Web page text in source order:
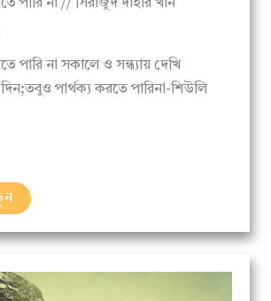
পারি না সকালে ও সন্ধ্যায় দেখি
পার্থক্য করতে পারিনা-শিউলি